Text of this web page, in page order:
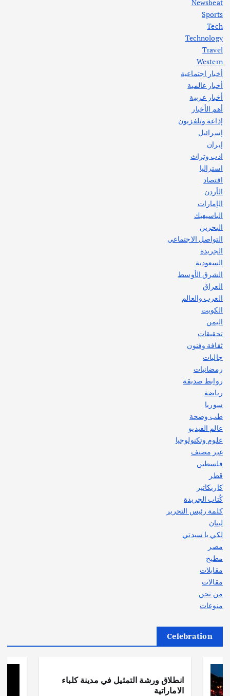
أهم الأخبار
اختتام ورشة السينوغرافيا في مدينة كلباء الاماراتية
أغسطس 3, 2026
Newsbeat
Sports
Tech
Technology
Travel
Western
أخبار اجتماعية
أخبار عالمية
أخبار عربية
أهم الأخبار
إذاعة وتلفزيون
إسرائيل
إيران
ادب وتراث
استراليا
اقتصاد
الأردن
الإمارات
الباسيفيك
البحرين
التواصل الاجتماعي
الجريدة
السعودية
الشرق الأوسط
العراق
العرب والعالم
الكويت
اليمن
تحقيقات
ثقافة وفنون
جاليات
رمضانيات
روابط صديقة
رياضة
سوريا
طب وصحة
عالم الفيديو
علوم وتكنولوجيا
غير مصنف
فلسطين
قطر
كاريكاتير
كُتاب الجريدة
كلمة رئيس التحرير
لبنان
لكي يا سيدتي
مصر
مطبخ
مقابلات
مقالات
من نحن
منوعات
Celebration
انطلاق ورشة التمثيل في مدينة كلباء
الاماراتية